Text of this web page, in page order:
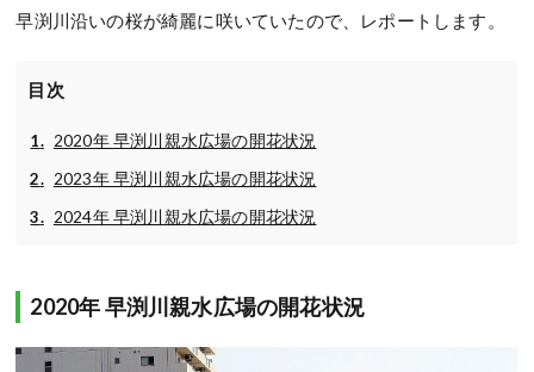
早渕川沿いの桜が綺麗に咲いていたので、レポートします。
目次
2020年 早渕川親水広場の開花状況
2023年 早渕川親水広場の開花状況
2024年 早渕川親水広場の開花状況
2020年 早渕川親水広場の開花状況